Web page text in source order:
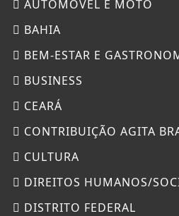
AUTOMÓVEL E MOTO
BAHIA
BEM-ESTAR E
BUSINESS
CEARÁ
CONTRIBUIÇÃO AGITA
CULTURA
DIREITOS HUMANOS/
DISTRITO FEDERAL